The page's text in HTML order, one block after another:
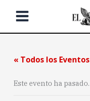
« Todos los Eventos
Este evento ha pasado.